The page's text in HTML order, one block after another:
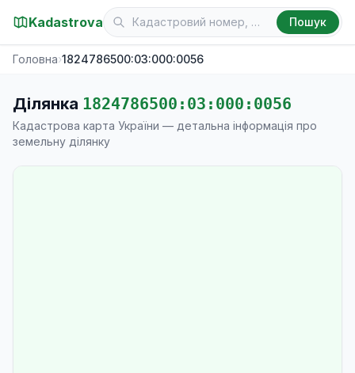
Kadastrova Пошук
Головна›1824786500:03:000:0056
Ділянка 1824786500:03:000:0056
Кадастрова карта України — детальна інформація про
земельну ділянку